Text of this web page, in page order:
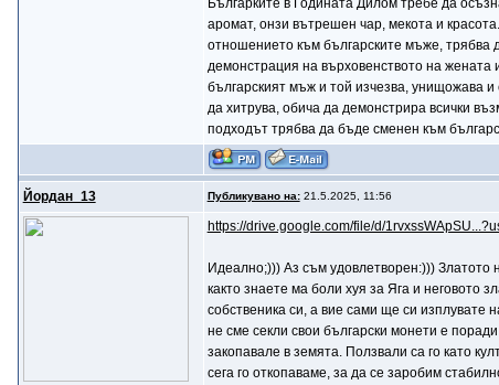
Българките в Годината Дилом требе да
аромат, онзи вътрешен чар, мекота и
отношението към българските мъже,
демонстрация на върховенството на жената
българският мъж и той изчезва, унищожава
да хитрува, обича да демонстрира всички
подходът трябва да бъде сменен към
Йордан_13 Публикувано на:21.5.2025, 11:56
https://drive.google.com/file/d/
Идеално;))) Аз съм удовлетворен:))) Златото
както знаете ма боли хуя за Яга и неговото
собственика си, а вие сами ще си изплувате
не сме секли свои български монети е
закопавале в земята. Ползвали са го като
сега го откопаваме, за да се заробим